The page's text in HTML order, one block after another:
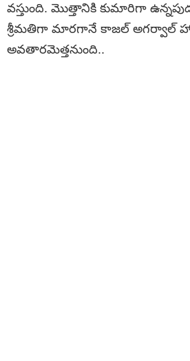
వస్తుంది. మొత్తానికి కుమారిగా
శ్రీమతిగా మారగానే కాజల్ అగర్వాల్
అవతారమెత్తనుంది..